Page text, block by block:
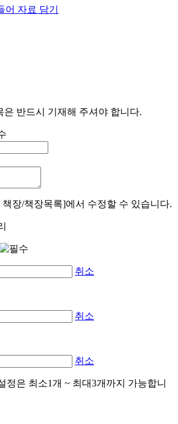
어 자료 담기
은 반드시 기재해 주셔야 합니다.
장/책장목록]에서 수정할 수 있습니다.
취소
취소
취소
정은 최소1개 ~ 최대3개까지 가능합니